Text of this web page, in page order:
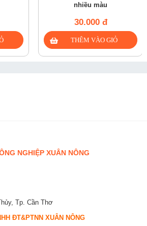
nhiều màu
30.000 đ
NGHIỆP XUÂN NÔNG
Tp. Cần Thơ
ĐT&PTNN XUÂN NÔNG